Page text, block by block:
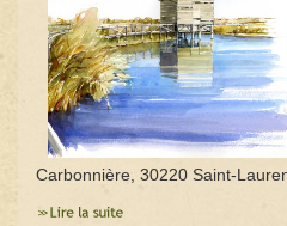
Carbonnière, 30220 Saint-